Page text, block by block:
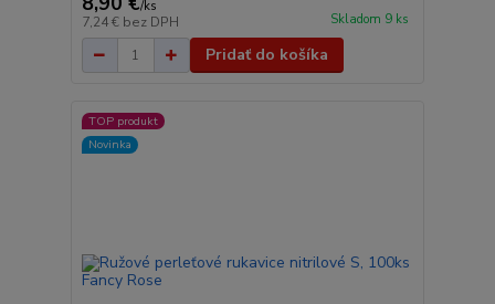
/ks
7,24 € bez DPH Skladom 9 ks
Pridať do košíka
TOP produkt
Novinka